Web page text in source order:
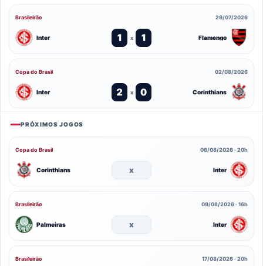
Brasileirão 29/07/2026
Inter 1 x 1 Flamengo
Copa do Brasil 02/08/2026
Inter 2 x 0 Corinthians
PRÓXIMOS JOGOS
Copa do Brasil 06/08/2026 · 20h
Corinthians x Inter
Brasileirão 09/08/2026 · 16h
Palmeiras x Inter
Brasileirão 17/08/2026 · 20h